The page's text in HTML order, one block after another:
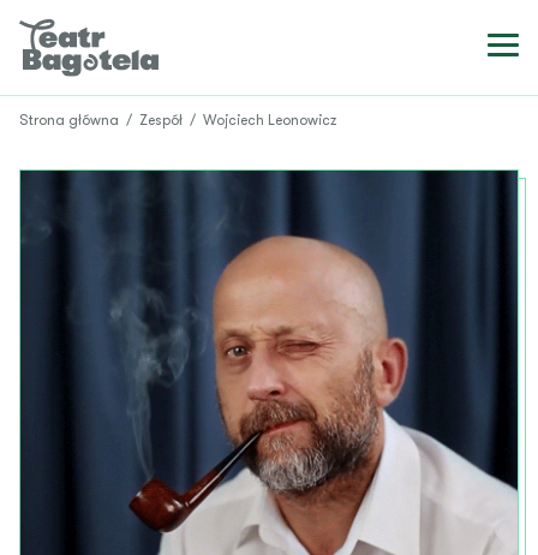
Strona główna / Zespół / Wojciech Leonowicz